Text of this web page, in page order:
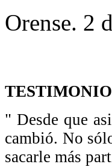
Orense. 2
" Desde que
cambió. No
sacarle más